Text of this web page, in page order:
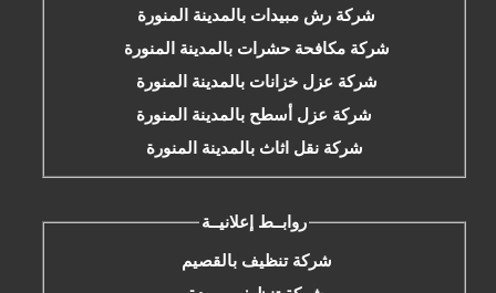
شركة رش مبيدات بالمدينة المنورة
شركة مكافحة حشرات بالمدينة المنورة
شركة عزل خزانات بالمدينة المنورة
شركة عزل أسطح بالمدينة المنورة
شركة نقل اثاث بالمدينة المنورة
روابــط إعلانيــة
شركة تنظيف بالقصيم